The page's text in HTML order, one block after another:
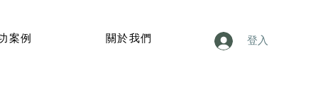
案例 關於我們 登入